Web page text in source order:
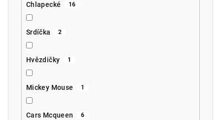
Chlapecké 16
Srdíčka 2
Hvězdičky 1
Mickey Mouse 1
Cars Mcqueen 6